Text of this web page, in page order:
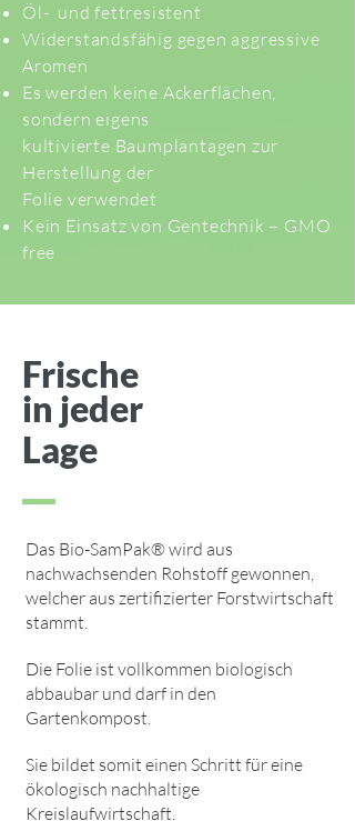
Öl- und fettresistent
Widerstandsfähig gegen aggressive
Aromen
Es werden keine Ackerflächen,
sondern eigens
kultivierte Baumplantagen zur
Herstellung der
Folie verwendet
Kein Einsatz von Gentechnik – GMO
free
Frische
in jeder
Lage
Das Bio-SamPak® wird aus
nachwachsenden Rohstoff gewonnen,
welcher aus zertifizierter Forstwirtschaft
stammt.
Die Folie ist vollkommen biologisch
abbaubar und darf in den
Gartenkompost.
Sie bildet somit einen Schritt für eine
ökologisch nachhaltige
Kreislaufwirtschaft.